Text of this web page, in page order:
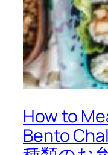
How to
Bento